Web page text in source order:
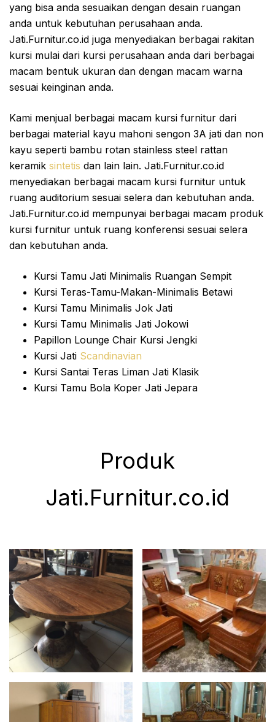
yang bisa anda sesuaikan dengan desain ruangan
anda untuk kebutuhan perusahaan anda.
Jati.Furnitur.co.id juga menyediakan berbagai rakitan
kursi mulai dari kursi perusahaan anda dari berbagai
macam bentuk ukuran dan dengan macam warna
sesuai keinginan anda.
Kami menjual berbagai macam kursi furnitur dari
berbagai material kayu mahoni sengon 3A jati dan non
kayu seperti bambu rotan stainless steel rattan
keramik sintetis dan lain lain. Jati.Furnitur.co.id
menyediakan berbagai macam kursi furnitur untuk
ruang auditorium sesuai selera dan kebutuhan anda.
Jati.Furnitur.co.id mempunyai berbagai macam produk
kursi furnitur untuk ruang konferensi sesuai selera
dan kebutuhan anda.
Kursi Tamu Jati Minimalis Ruangan Sempit
Kursi Teras-Tamu-Makan-Minimalis Betawi
Kursi Tamu Minimalis Jok Jati
Kursi Tamu Minimalis Jati Jokowi
Papillon Lounge Chair Kursi Jengki
Kursi Jati Scandinavian
Kursi Santai Teras Liman Jati Klasik
Kursi Tamu Bola Koper Jati Jepara
Produk
Jati.Furnitur.co.id